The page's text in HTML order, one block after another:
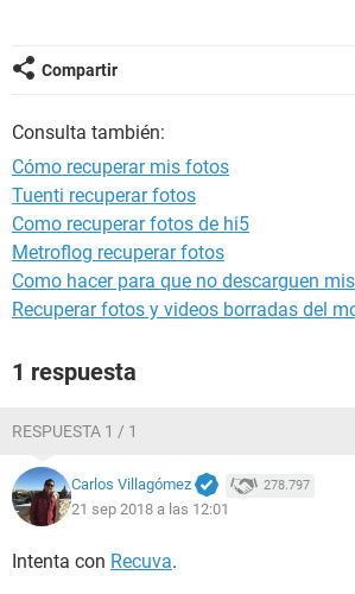
Compartir
Consulta también:
Cómo recuperar mis fotos
Tuenti recuperar fotos
Como recuperar fotos de hi5
Metroflog recuperar fotos
Como hacer para que no descarguen
Recuperar fotos y videos borradas del
1 respuesta
RESPUESTA 1 / 1
Carlos Villagómez 278.797
21 sep 2018 a las 12:01
Intenta con Recuva.